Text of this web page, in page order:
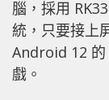
腦，採用
統，只要接上
Android 12
戲。